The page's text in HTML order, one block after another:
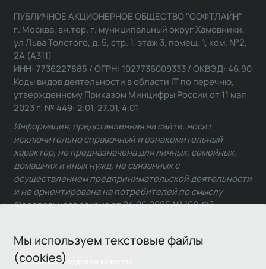
Мы используем текстовые файлы
(cookies)
Связаться с отделом качества
ПУБЛИЧНОЕ АКЦИОНЕРНОЕ ОБЩЕСТВО "СОФТЛАЙН"
г. Москва, вн.тер. г. муниципальный округ Хамовники,
ул Льва Толстого, д. 5, стр. 1, этаж 3, помещ. 1, ком. №2,
2А (А311)
ИНН: 7736227885 / ОГРН: 1027736009333 / ОКВЭД: 46.90
Коды видов деятельности в области IT по перечню,
утвержденному Приказом Минцифры России от 11 мая
2023 г. № 449: 2.01, 27.01, 4.01
Информация, представленная на сайте, носит
исключительно справочный и ознакомительный
характер, не предназначена для личных, семейных,
домашних и иных нужд, не связанных с
осуществлением предпринимательской деятельности
и не ориентирована на потребителей по смыслу
Федерального закона от 24.06.2025 № 168-ФЗ.